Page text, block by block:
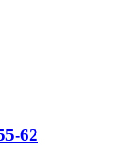
62